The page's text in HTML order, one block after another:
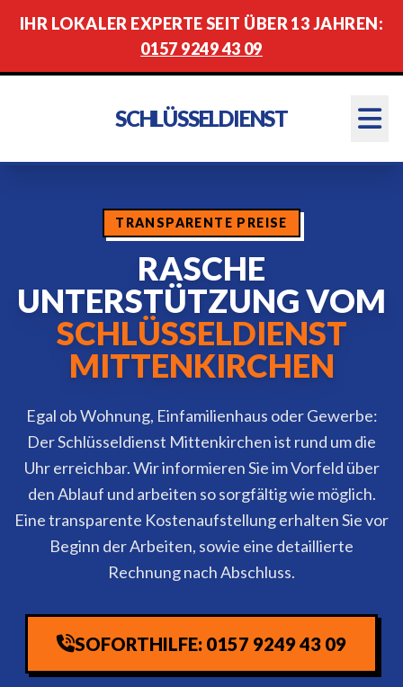
IHR LOKALER EXPERTE SEIT ÜBER 13 JAHREN:
0157 9249 43 09
SCHLÜSSELDIENST
TRANSPARENTE PREISE
RASCHE
UNTERSTÜTZUNG VOM
SCHLÜSSELDIENST
MITTENKIRCHEN
Egal ob Wohnung, Einfamilienhaus oder Gewerbe:
Der Schlüsseldienst Mittenkirchen ist rund um die
Uhr erreichbar. Wir informieren Sie im Vorfeld über
den Ablauf und arbeiten so sorgfältig wie möglich.
Eine transparente Kostenaufstellung erhalten Sie vor
Beginn der Arbeiten, sowie eine detaillierte
Rechnung nach Abschluss.
SOFORTHILFE: 0157 9249 43 09